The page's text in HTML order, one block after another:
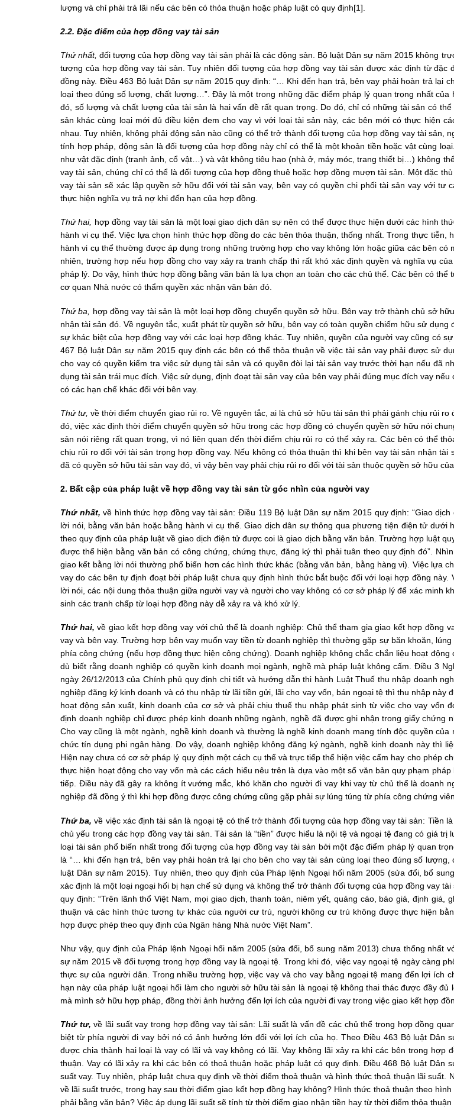
lượng và chỉ phải trả lãi nếu các bên có thỏa thuận hoặc pháp luật có quy định[1].
2.2. Đặc điểm của hợp đồng vay tài sản
Thứ nhất,đối tượng của hợp đồng vay tài sản phải là các động sản. Bộ luật Dân sự năm 2015 không
tượng của hợp đồng vay tài sản. Tuy nhiên đối tượng của hợp đồng vay tài sản được xác định từ đặc
đồng này. Điều 463 Bộ luật Dân sự năm 2015 quy định: “… Khi đến hạn trả, bên vay phải hoàn trả lại
loại theo đúng số lượng, chất lượng…”. Đây là một trong những đặc điểm pháp lý quan trọng nhất của
đó, số lượng và chất lượng của tài sản là hai vấn đề rất quan trọng. Do đó, chỉ có những tài sản có
sản khác cùng loại mới đủ điều kiện đem cho vay vì với loại tài sản này, các bên mới có thực hiện
nhau. Tuy nhiên, không phải động sản nào cũng có thể trở thành đối tượng của hợp đồng vay tài sản,
tính hợp pháp, động sản là đối tượng của hợp đồng này chỉ có thể là một khoản tiền hoặc vật cùng
như vật đặc định (tranh ảnh, cổ vật…) và vật không tiêu hao (nhà ở, máy móc, trang thiết bị…) không
vay tài sản, chúng chỉ có thể là đối tượng của hợp đồng thuê hoặc hợp đồng mượn tài sản. Một đặc
vay tài sản sẽ xác lập quyền sở hữu đối với tài sản vay, bên vay có quyền chi phối tài sản vay với tư
thực hiện nghĩa vụ trả nợ khi đến hạn của hợp đồng.
Thứ hai, hợp đồng vay tài sản là một loại giao dịch dân sự nên có thể được thực hiện dưới các hình
hành vi cụ thể. Việc lựa chọn hình thức hợp đồng do các bên thỏa thuận, thống nhất. Trong thực tiễn,
hành vi cụ thể thường được áp dụng trong những trường hợp cho vay không lớn hoặc giữa các bên có
nhiên, trường hợp nếu hợp đồng cho vay xảy ra tranh chấp thì rất khó xác định quyền và nghĩa vụ
pháp lý. Do vậy, hình thức hợp đồng bằng văn bản là lựa chọn an toàn cho các chủ thể. Các bên có thể
cơ quan Nhà nước có thẩm quyền xác nhận văn bản đó.
Thứ ba, hợp đồng vay tài sản là một loại hợp đồng chuyển quyền sở hữu. Bên vay trở thành chủ sở
nhận tài sản đó. Về nguyên tắc, xuất phát từ quyền sở hữu, bên vay có toàn quyền chiếm hữu sử dụng
sự khác biệt của hợp đồng vay với các loại hợp đồng khác. Tuy nhiên, quyền của người vay cũng có
467 Bộ luật Dân sự năm 2015 quy định các bên có thể thỏa thuận về việc tài sản vay phải được sử
cho vay có quyền kiểm tra việc sử dụng tài sản và có quyền đòi lại tài sản vay trước thời hạn nếu đã
dụng tài sản trái mục đích. Việc sử dụng, định đoạt tài sản vay của bên vay phải đúng mục đích vay nếu
có các hạn chế khác đối với bên vay.
Thứ tư, về thời điểm chuyển giao rủi ro. Về nguyên tắc, ai là chủ sở hữu tài sản thì phải gánh chịu rủi ro
đó, việc xác định thời điểm chuyển quyền sở hữu trong các hợp đồng có chuyển quyền sở hữu nói
sản nói riêng rất quan trọng, vì nó liên quan đến thời điểm chịu rủi ro có thể xảy ra. Các bên có thể
chịu rủi ro đối với tài sản trọng hợp đồng vay. Nếu không có thỏa thuận thì khi bên vay tài sản nhận tài
đã có quyền sở hữu tài sản vay đó, vì vậy bên vay phải chịu rủi ro đối với tài sản thuộc quyền sở hữu của
2. Bất cập của pháp luật về hợp đồng vay tài sản từ góc nhìn của người vay
Thứ nhất, về hình thức hợp đồng vay tài sản: Điều 119 Bộ luật Dân sự năm 2015 quy định: “Giao
lời nói, bằng văn bản hoặc bằng hành vi cụ thể. Giao dịch dân sự thông qua phương tiện điện tử dưới
theo quy định của pháp luật về giao dịch điện tử được coi là giao dịch bằng văn bản. Trường hợp luật
được thể hiện bằng văn bản có công chứng, chứng thực, đăng ký thì phải tuân theo quy định đó”.
giao kết bằng lời nói thường phổ biến hơn các hình thức khác (bằng văn bản, bằng hàng vi). Việc lựa
vay do các bên tự định đoạt bởi pháp luật chưa quy định hình thức bắt buộc đối với loại hợp đồng này.
lời nói, các nội dung thỏa thuận giữa người vay và người cho vay không có cơ sở pháp lý để xác minh
sinh các tranh chấp từ loại hợp đồng này dễ xảy ra và khó xử lý.
Thứ hai,về giao kết hợp đồng vay với chủ thể là doanh nghiệp: Chủ thể tham gia giao kết hợp đồng
vay và bên vay. Trường hợp bên vay muốn vay tiền từ doanh nghiệp thì thường gặp sự băn khoăn,
phía công chứng (nếu hợp đồng thực hiện công chứng). Doanh nghiệp không chắc chắn liệu hoạt động
dù biết rằng doanh nghiệp có quyền kinh doanh mọi ngành, nghề mà pháp luật không cấm. Điều 3
ngày 26/12/2013 của Chính phủ quy định chi tiết và hướng dẫn thi hành Luật Thuế thu nhập doanh
nghiệp đăng ký kinh doanh và có thu nhập từ lãi tiền gửi, lãi cho vay vốn, bán ngoại tệ thì thu nhập này
hoạt động sản xuất, kinh doanh của cơ sở và phải chịu thuế thu nhập phát sinh từ việc cho vay vốn
định doanh nghiệp chỉ được phép kinh doanh những ngành, nghề đã được ghi nhận trong giấy chứng
Cho vay cũng là một ngành, nghề kinh doanh và thường là nghề kinh doanh mang tính độc quyền của
chức tín dụng phi ngân hàng. Do vậy, doanh nghiệp không đăng ký ngành, nghề kinh doanh này thì
Hiện nay chưa có cơ sở pháp lý quy định một cách cụ thể và trực tiếp thể hiện việc cấm hay cho phép
thực hiện hoạt động cho vay vốn mà các cách hiểu nêu trên là dựa vào một số văn bản quy phạm pháp
tiếp. Điều này đã gây ra không ít vướng mắc, khó khăn cho người đi vay khi vay từ chủ thể là doanh
nghiệp đã đồng ý thì khi hợp đồng được công chứng cũng gặp phải sự lúng túng từ phía công chứng
Thứ ba, về việc xác định tài sản là ngoại tệ có thể trở thành đối tượng của hợp đồng vay tài sản: Tiền
chủ yếu trong các hợp đồng vay tài sản. Tài sản là “tiền” được hiểu là nội tệ và ngoại tệ đang có giá trị
loại tài sản phổ biến nhất trong đối tượng của hợp đồng vay tài sản bởi một đặc điểm pháp lý quan
là “… khi đến hạn trả, bên vay phải hoàn trả lại cho bên cho vay tài sản cùng loại theo đúng số
luật Dân sự năm 2015). Tuy nhiên, theo quy định của Pháp lệnh Ngoại hối năm 2005 (sửa đổi, bổ
xác định là một loại ngoại hối bị hạn chế sử dụng và không thể trở thành đối tượng của hợp đồng vay
quy định: “Trên lãnh thổ Việt Nam, mọi giao dịch, thanh toán, niêm yết, quảng cáo, báo giá, định giá,
thuận và các hình thức tương tự khác của người cư trú, người không cư trú không được thực hiện
hợp được phép theo quy định của Ngân hàng Nhà nước Việt Nam”.
Như vậy, quy định của Pháp lệnh Ngoại hối năm 2005 (sửa đổi, bổ sung năm 2013) chưa thống nhất
sự năm 2015 về đối tượng trong hợp đồng vay là ngoại tệ. Trong khi đó, việc vay ngoại tệ ngày càng
thực sự của người dân. Trong nhiều trường hợp, việc vay và cho vay bằng ngoại tệ mang đến lợi ích
hạn này của pháp luật ngoại hối làm cho người sở hữu tài sản là ngoại tệ không thai thác được đầy đủ
mà mình sở hữu hợp pháp, đồng thời ảnh hưởng đến lợi ích của người đi vay trong việc giao kết hợp
Thứ tư,về lãi suất vay trong hợp đồng vay tài sản: Lãi suất là vấn đề các chủ thể trong hợp đồng
biệt từ phía người đi vay bởi nó có ảnh hưởng lớn đối với lợi ích của họ. Theo Điều 463 Bộ luật Dân
được chia thành hai loại là vay có lãi và vay không có lãi. Vay không lãi xảy ra khi các bên trong hợp
thuận. Vay có lãi xảy ra khi các bên có thoả thuận hoặc pháp luật có quy định. Điều 468 Bộ luật Dân
suất vay. Tuy nhiên, pháp luật chưa quy định về thời điểm thoả thuận và hình thức thoả thuận lãi suất.
về lãi suất trước, trong hay sau thời điểm giao kết hợp đồng hay không? Hình thức thoả thuận theo
phải bằng văn bản? Việc áp dụng lãi suất sẽ tính từ thời điểm giao nhận tiền hay từ thời điểm thỏa